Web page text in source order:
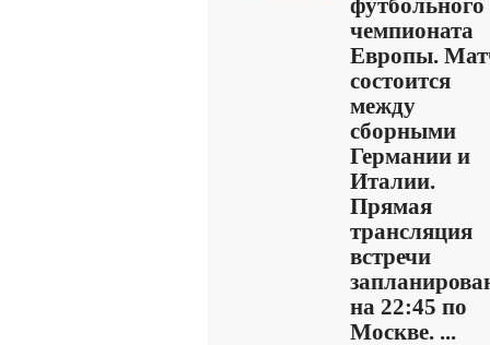
футбольного
чемпионата
Европы.
состоится
между
сборными
Германии и
Италии.
Прямая
трансляция
встречи
на 22:45 по
Москве. ...